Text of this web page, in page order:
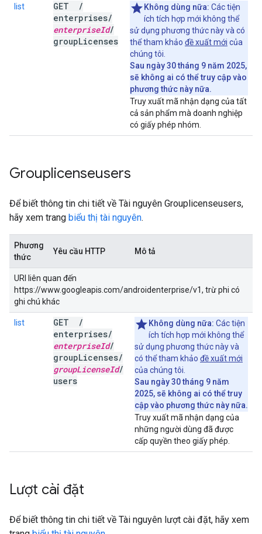
list GET
/
enterprises/
enterpriseId/
groupLicenses
Không dùng nữa: Các tiện
ích tích hợp mới không thể
sử dụng phương thức này và có
thể tham khảo đề xuất mới của
chúng tôi.
Sau ngày 30 tháng 9 năm 2025,
sẽ không ai có thể truy cập vào
phương thức này nữa.
Truy xuất mã nhận dạng của tất
cả sản phẩm mà doanh nghiệp
có giấy phép nhóm.
Grouplicenseusers
Để biết thông tin chi tiết về Tài nguyên Grouplicenseusers,
hãy xem trang biểu thị tài nguyên.
Phương
thức
Yêu cầu HTTP Mô tả
URI liên quan đến
https://www.googleapis.com/androidenterprise/v1, trừ phi có
ghi chú khác
list GET
/
enterprises/
enterpriseId/
groupLicenses/
groupLicenseId/
users
Không dùng nữa: Các tiện
ích tích hợp mới không thể
sử dụng phương thức này và
có thể tham khảo đề xuất mới
của chúng tôi.
Sau ngày 30 tháng 9 năm
2025, sẽ không ai có thể truy
cập vào phương thức này nữa.
Truy xuất mã nhận dạng của
những người dùng đã được
cấp quyền theo giấy phép.
Lượt cài đặt
Để biết thông tin chi tiết về Tài nguyên lượt cài đặt, hãy xem